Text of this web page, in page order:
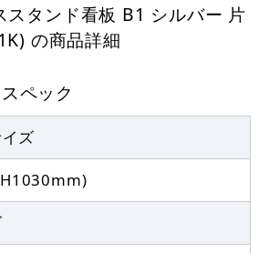
スタンド看板 B1 シルバー 片
の商品詳細
ペック
ズ